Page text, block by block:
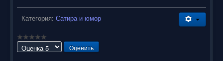
Категория: Сатира и юмор
Пожалуйста,